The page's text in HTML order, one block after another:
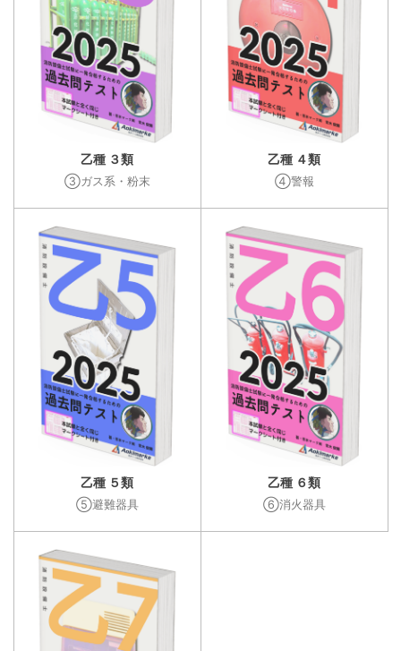
乙種 ３類
③ガス系・粉末
乙種 ４類
④警報
乙種 ５類
⑤避難器具
乙種 ６類
⑥消火器具